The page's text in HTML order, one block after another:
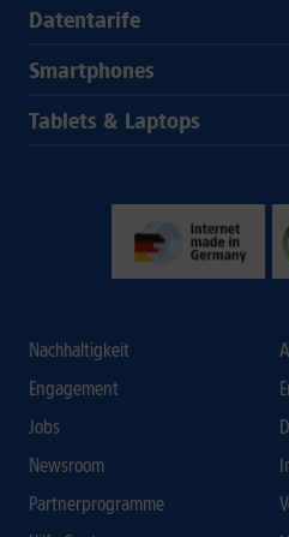
Datentarife
Smartphones
Tablets & Laptops
Nachhaltigkeit
Engagement
Jobs
Newsroom
Partnerprogramme